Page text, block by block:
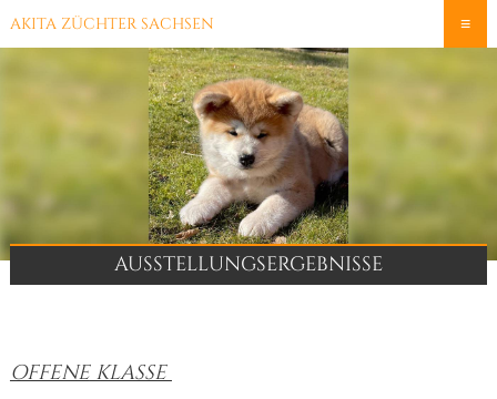
AKITA ZÜCHTER SACHSEN ≡
AUSSTELLUNGSERGEBNISSE
OFFENEKLASSE